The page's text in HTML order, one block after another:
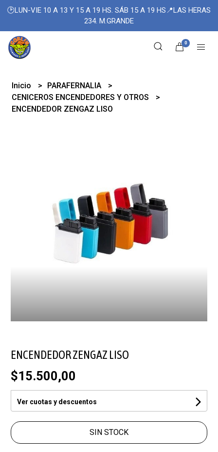
🕑LUN-VIE 10 A 13 Y 15 A 19 HS. SÁB 15 A 19 HS📍LAS HERAS
234. M.GRANDE
0
Inicio
PARAFERNALIA
CENICEROS ENCENDEDORES Y OTROS
ENCENDEDOR ZENGAZ LISO
ENCENDEDOR ZENGAZ LISO
$15.500,00
Ver cuotas y descuentos
SIN STOCK